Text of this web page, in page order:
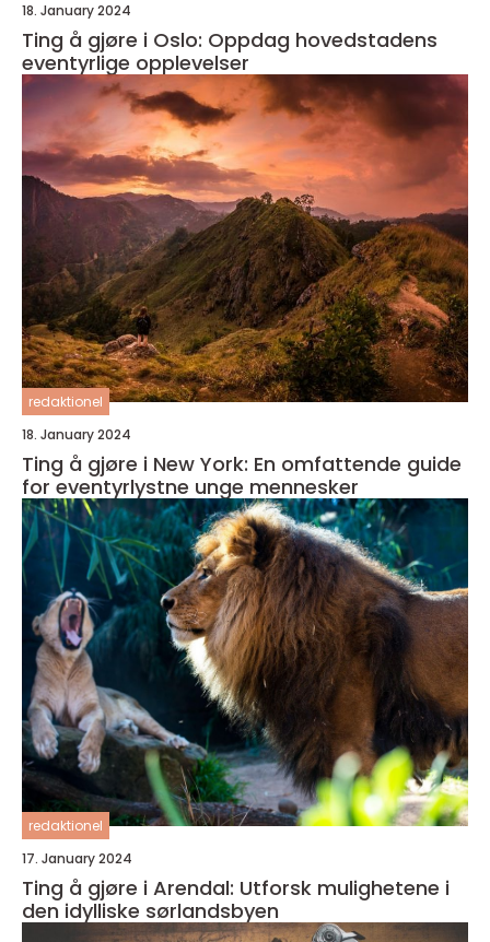
18. January 2024
Ting å gjøre i Oslo: Oppdag hovedstadens
eventyrlige opplevelser
redaktionel
18. January 2024
Ting å gjøre i New York: En omfattende guide
for eventyrlystne unge mennesker
redaktionel
17. January 2024
Ting å gjøre i Arendal: Utforsk mulighetene i
den idylliske sørlandsbyen